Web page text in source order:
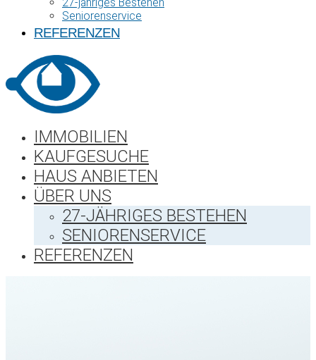
Seniorenservice
REFERENZEN
IMMOBILIEN
KAUFGESUCHE
HAUS ANBIETEN
ÜBER UNS
27-JÄHRIGES BESTEHEN
SENIORENSERVICE
REFERENZEN